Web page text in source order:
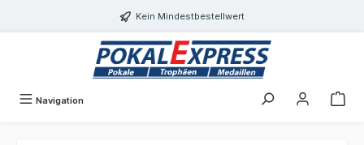
Kein Mindestbestellwert
Navigation